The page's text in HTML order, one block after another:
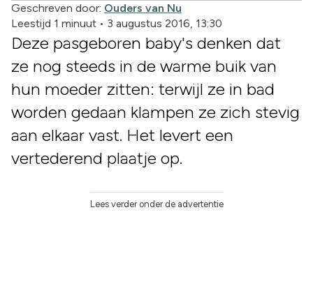
Geschreven door: Ouders van Nu
Leestijd 1 minuut • 3 augustus 2016, 13:30
Deze pasgeboren baby's denken dat
ze nog steeds in de warme buik van
hun moeder zitten: terwijl ze in bad
worden gedaan klampen ze zich stevig
aan elkaar vast. Het levert een
vertederend plaatje op.
Lees verder onder de advertentie